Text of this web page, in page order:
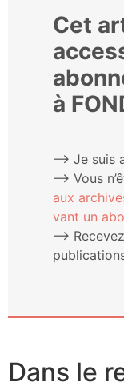
Cet
à
⟶ Je suis
⟶ Vous
aux
vant un
⟶
Dans le